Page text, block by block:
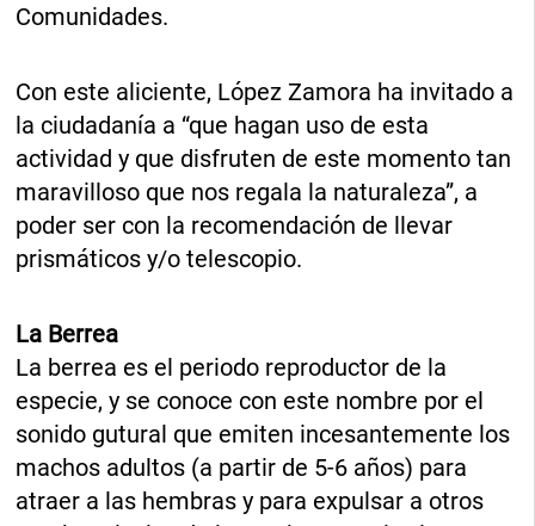
Comunidades.
Con este aliciente, López Zamora ha invitado a
la ciudadanía a “que hagan uso de esta
actividad y que disfruten de este momento tan
maravilloso que nos regala la naturaleza”, a
poder ser con la recomendación de llevar
prismáticos y/o telescopio.
La Berrea
La berrea es el periodo reproductor de la
especie, y se conoce con este nombre por el
sonido gutural que emiten incesantemente los
machos adultos (a partir de 5-6 años) para
atraer a las hembras y para expulsar a otros